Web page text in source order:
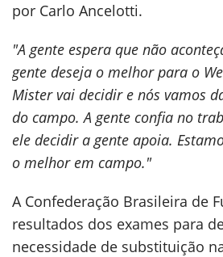
por Carlo Ancelotti.
"A gente espera que não
gente deseja o melhor para o
Mister vai decidir e nós vamos
do campo. A gente confia no
ele decidir a gente apoia.
o melhor em campo."
A Confederação Brasileira de
resultados dos exames para
necessidade de substituição